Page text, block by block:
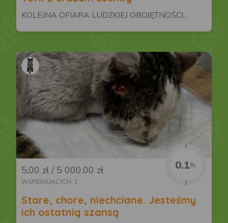
KOLEJNA OFIARA LUDZKIEJ OBOJĘTNOŚCI…
5,00 zł / 5 000,00 zł
WSPIERAJĄCYCH: 1
0.1%
Stare, chore, niechciane. Jesteśmy
ich ostatnią szansą